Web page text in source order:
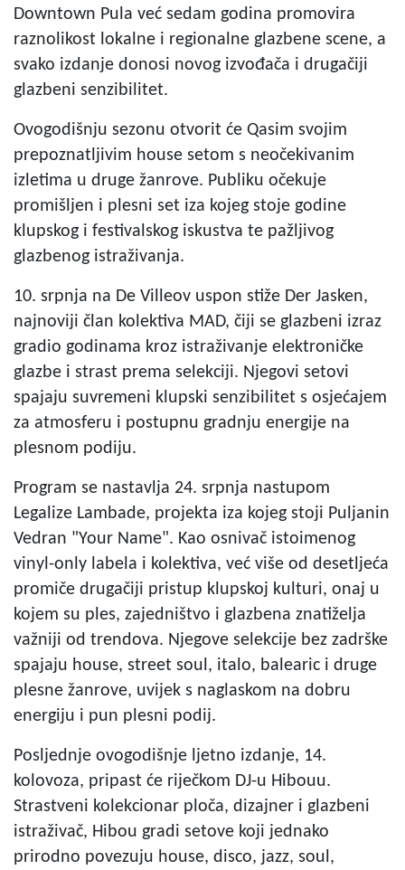
Downtown Pula već sedam godina promovira
raznolikost lokalne i regionalne glazbene scene, a
svako izdanje donosi novog izvođača i drugačiji
glazbeni senzibilitet.
Ovogodišnju sezonu otvorit će Qasim svojim
prepoznatljivim house setom s neočekivanim
izletima u druge žanrove. Publiku očekuje
promišljen i plesni set iza kojeg stoje godine
klupskog i festivalskog iskustva te pažljivog
glazbenog istraživanja.
10. srpnja na De Villeov uspon stiže Der Jasken,
najnoviji član kolektiva MAD, čiji se glazbeni izraz
gradio godinama kroz istraživanje elektroničke
glazbe i strast prema selekciji. Njegovi setovi
spajaju suvremeni klupski senzibilitet s osjećajem
za atmosferu i postupnu gradnju energije na
plesnom podiju.
Program se nastavlja 24. srpnja nastupom
Legalize Lambade, projekta iza kojeg stoji Puljanin
Vedran "Your Name". Kao osnivač istoimenog
vinyl-only labela i kolektiva, već više od desetljeća
promiče drugačiji pristup klupskoj kulturi, onaj u
kojem su ples, zajedništvo i glazbena znatiželja
važniji od trendova. Njegove selekcije bez zadrške
spajaju house, street soul, italo, balearic i druge
plesne žanrove, uvijek s naglaskom na dobru
energiju i pun plesni podij.
Posljednje ovogodišnje ljetno izdanje, 14.
kolovoza, pripast će riječkom DJ-u Hibouu.
Strastveni kolekcionar ploča, dizajner i glazbeni
istraživač, Hibou gradi setove koji jednako
prirodno povezuju house, disco, jazz, soul,